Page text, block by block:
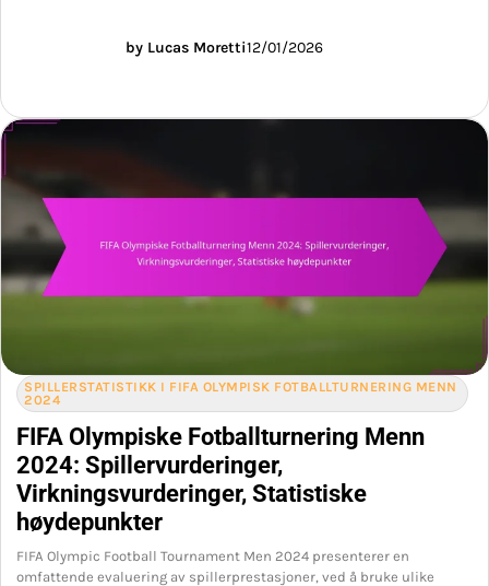
by Lucas Moretti12/01/2026
SPILLERSTATISTIKK I FIFA OLYMPISK FOTBALLTURNERING MENN
2024
FIFA Olympiske Fotballturnering Menn
2024: Spillervurderinger,
Virkningsvurderinger, Statistiske
høydepunkter
FIFA Olympic Football Tournament Men 2024 presenterer en
omfattende evaluering av spillerprestasjoner, ved å bruke ulike